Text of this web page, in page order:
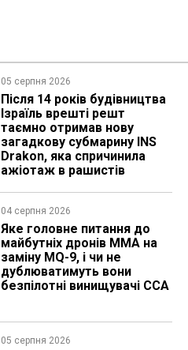
05 серпня 2026
Після 14 років будівництва
Ізраїль врешті решт
таємно отримав нову
загадкову субмарину INS
Drakon, яка спричинила
ажіотаж в рашистів
04 серпня 2026
Яке головне питання до
майбутніх дронів MMA на
заміну MQ-9, і чи не
дублюватимуть вони
безпілотні винищувачі CCA
05 серпня 2026